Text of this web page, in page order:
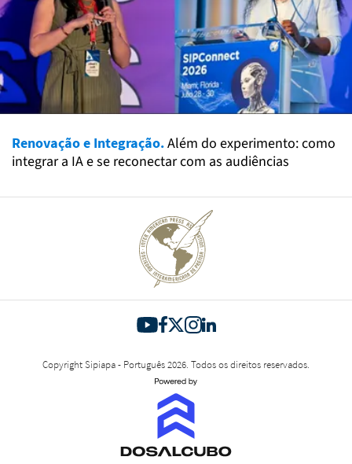
Renovação e Integração.Além do experimento: como
integrar a IA e se reconectar com as audiências
Copyright Sipiapa - Português 2026. Todos os direitos reservados.